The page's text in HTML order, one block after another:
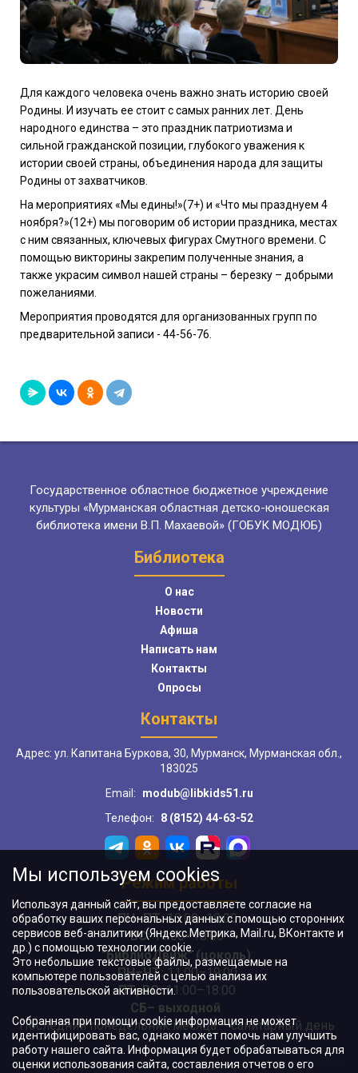
Для каждого человека очень важно знать историю своей
Родины. И изучать ее стоит с самых ранних лет. День
народного единства – это праздник патриотизма и
сильной гражданской позиции, глубокого уважения к
истории своей страны, объединения народа для защиты
Родины от захватчиков.
На мероприятиях«Мы едины!»(7+) и «Что мы празднуем 4
ноября?»(12+) мы поговорим об истории праздника, местах
с ним связанных, ключевых фигурах Смутного времени. С
помощью викторины закрепим полученные знания, а
также украсим символ нашей страны – березку – добрыми
пожеланиями.
Мероприятия проводятся для организованных групп по
предварительной записи - 44-56-76.
Государственное областное бюджетное учреждение
культуры «Мурманская областная детско-юношеская
библиотека имени В.П. Махаевой» (ГОБУК МОДЮБ)
Библиотека
О нас
Новости
Афиша
Написать нам
Контакты
Опросы
Контакты
Адрес: ул. Капитана Буркова, 30, Мурманск, Мурманская обл.,
183025
Email:
modub@libkids51.ru
Телефон:
8 (8152) 44-63-52
Режим работы
ПН–ПТ:10:00–18:00
ВС:11:00–18:00
"БиблиоДвиж" (цоколь):
ПН–ЧТ:11:00–19:00
ПТ, ВС:11:00–18:00
СБ– выходной
Последний понедельник месяца – санитарный день
Мы используем cookies
Используя данный сайт, вы предоставляете согласие на
обработку ваших персональных данных с помощью сторонних
сервисов веб-аналитики (Яндекс.Метрика, Mail.ru, ВКонтакте и
др.) с помощью технологии cookie.
Это небольшие текстовые файлы, размещаемые на
компьютере пользователей с целью анализа их
пользовательской активности.
Собранная при помощи cookie информация не может
идентифицировать вас, однако может помочь нам улучшить
работу нашего сайта. Информация будет обрабатываться для
оценки использования сайта, составления отчетов о его